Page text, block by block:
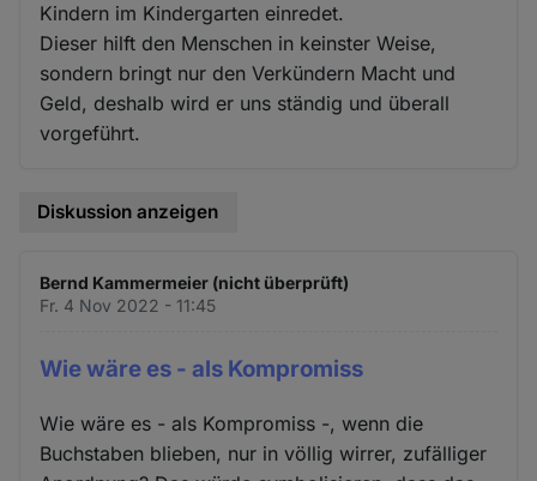
Kindern im Kindergarten einredet.
Dieser hilft den Menschen in keinster Weise,
sondern bringt nur den Verkündern Macht und
Geld, deshalb wird er uns ständig und überall
vorgeführt.
Diskussion anzeigen
Bernd Kammermeier (nicht überprüft)
Fr. 4 Nov 2022 - 11:45
Wie wäre es - als Kompromiss
Wie wäre es - als Kompromiss -, wenn die
Buchstaben blieben, nur in völlig wirrer, zufälliger